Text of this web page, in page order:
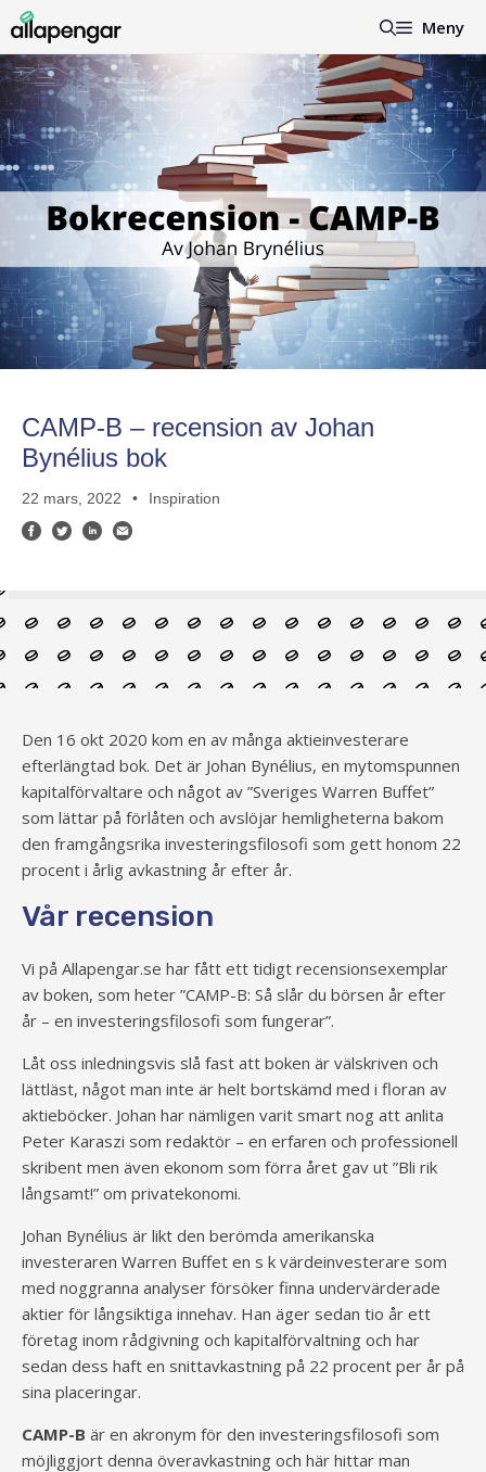
Hoppa
till
innehåll
Meny
CAMP-B – recension av Johan
Bynélius bok
22 mars, 2022 Inspiration
Den 16 okt 2020 kom en av många aktieinvesterare
efterlängtad bok. Det är Johan Bynélius, en mytomspunnen
kapitalförvaltare och något av ”Sveriges Warren Buffet”
som lättar på förlåten och avslöjar hemligheterna bakom
den framgångsrika investeringsfilosofi som gett honom 22
procent i årlig avkastning år efter år.
Vår recension
Vi på Allapengar.se har fått ett tidigt recensionsexemplar
av boken, som heter ”CAMP-B: Så slår du börsen år efter
år – en investeringsfilosofi som fungerar”.
Låt oss inledningsvis slå fast att boken är välskriven och
lättläst, något man inte är helt bortskämd med i floran av
aktieböcker. Johan har nämligen varit smart nog att anlita
Peter Karaszi som redaktör – en erfaren och professionell
skribent men även ekonom som förra året gav ut ”Bli rik
långsamt!” om privatekonomi.
Johan Bynélius är likt den berömda amerikanska
investeraren Warren Buffet en s k värdeinvesterare som
med noggranna analyser försöker finna undervärderade
aktier för långsiktiga innehav. Han äger sedan tio år ett
företag inom rådgivning och kapitalförvaltning och har
sedan dess haft en snittavkastning på 22 procent per år på
sina placeringar.
CAMP-B är en akronym för den investeringsfilosofi som
möjliggjort denna överavkastning och här hittar man